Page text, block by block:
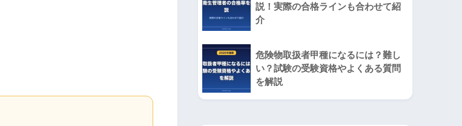
説！実際の合格ラインも合わせて紹
介
危険物取扱者甲種になるには？難し
い？試験の受験資格やよくある質問
を解説